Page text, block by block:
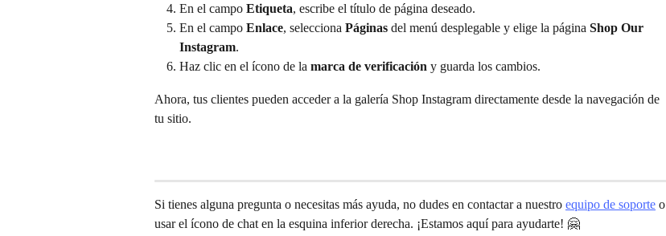
En el campo Etiqueta, escribe el título de página deseado.
En el campo Enlace, selecciona Páginas del menú desplegable y elige la página Shop Our
Instagram.
Haz clic en el ícono de la marca de verificación y guarda los cambios.
Ahora, tus clientes pueden acceder a la galería Shop Instagram directamente desde la navegación de
tu sitio.
Si tienes alguna pregunta o necesitas más ayuda, no dudes en contactar a nuestro equipo de soporte o
usar el ícono de chat en la esquina inferior derecha. ¡Estamos aquí para ayudarte! 🤗